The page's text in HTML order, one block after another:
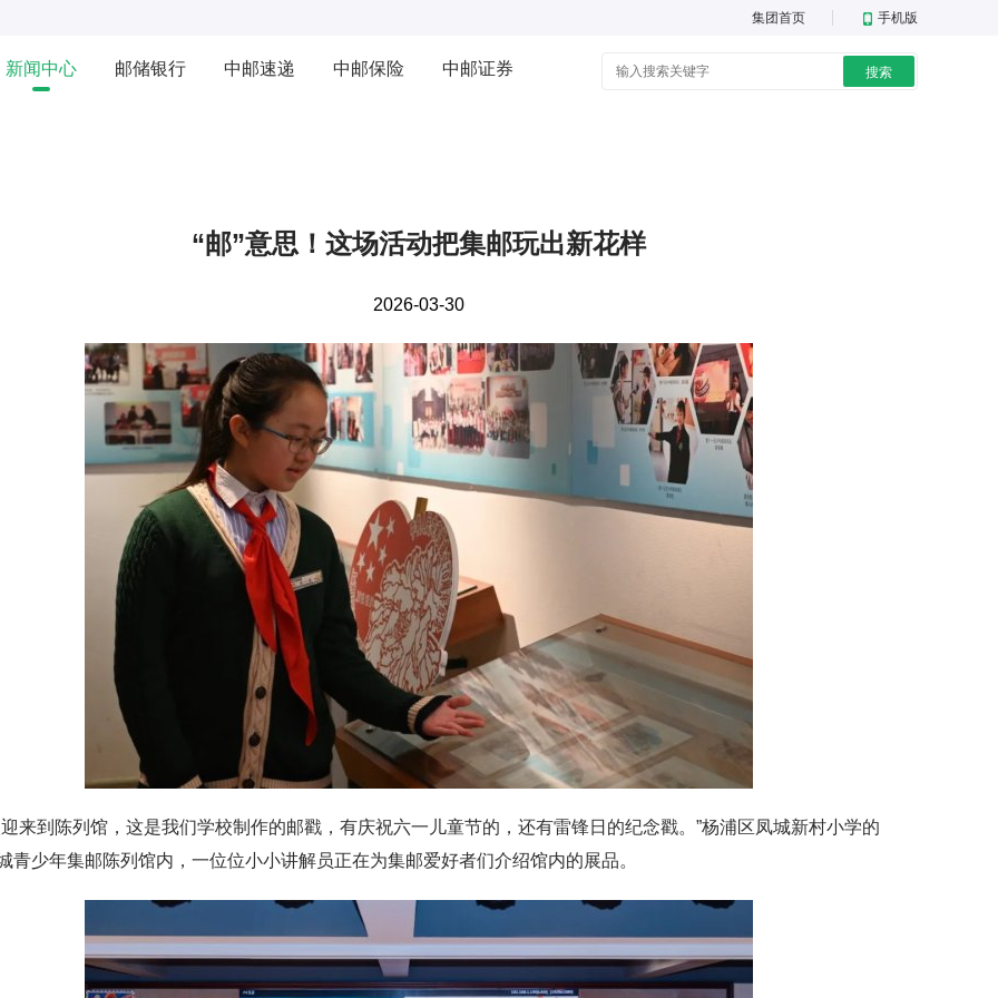
集团首页 手机版
新闻中心 邮储银行 中邮速递 中邮保险 中邮证券 搜索
“邮”意思！这场活动把集邮玩出新花样
2026-03-30
到陈列馆，这是我们学校制作的邮戳，有庆祝六一儿童节的，还有雷锋日的纪念戳。”杨浦区凤城新村小学的
青少年集邮陈列馆内，一位位小小讲解员正在为集邮爱好者们介绍馆内的展品。